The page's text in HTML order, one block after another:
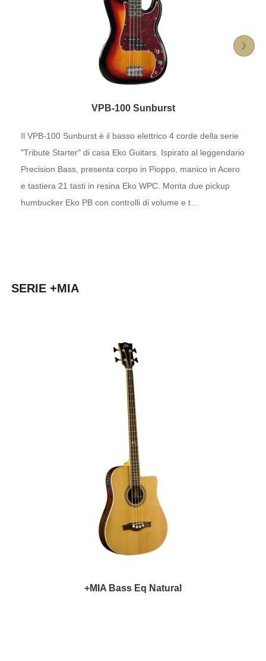
VPB-100 Sunburst
Il VPB-100 Sunburst è il basso elettrico 4 corde della serie
"Tribute Starter" di casa Eko Guitars. Ispirato al leggendario
Precision Bass, presenta corpo in Pioppo, manico in Acero
e tastiera 21 tasti in resina Eko WPC. Monta due pickup
humbucker Eko PB con controlli di volume e t…
SERIE +MIA
+MIA Bass Eq Natural